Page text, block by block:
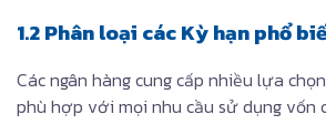
1.2 Phân loại các Kỳ hạn phổ
Các ngân hàng cung cấp nhiều lựa
phù hợp với mọi nhu cầu sử dụng vốn